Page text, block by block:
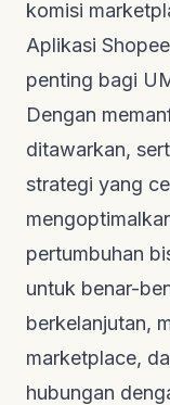
komisi
Aplikasi
penting bagi
Dengan
ditawarkan,
strategi yang
pertumbuhan
untuk benar-
berkelanjutan,
marketplace,
hubungan